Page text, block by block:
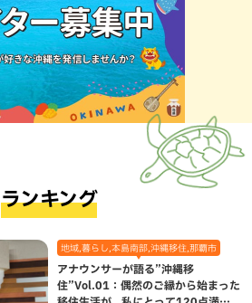
ランキング
地域,暮らし,本島南部,沖縄移住,那覇市
アナウンサーが語る”沖縄移
住”Vol.01：偶然のご縁から始まった